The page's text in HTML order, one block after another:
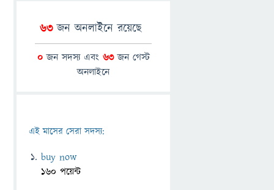
63জন অনলাইনে রয়েছে
0জন সদস্য এবং 63জন গেস্ট
অনলাইনে
এই মাসের সেরা সদস্য:
buy now
160 পয়েন্ট